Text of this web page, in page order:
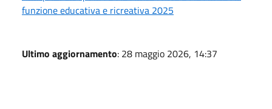
funzione educativa e ricreativa 2025
Ultimo aggiornamento: 28 maggio 2026, 14:37